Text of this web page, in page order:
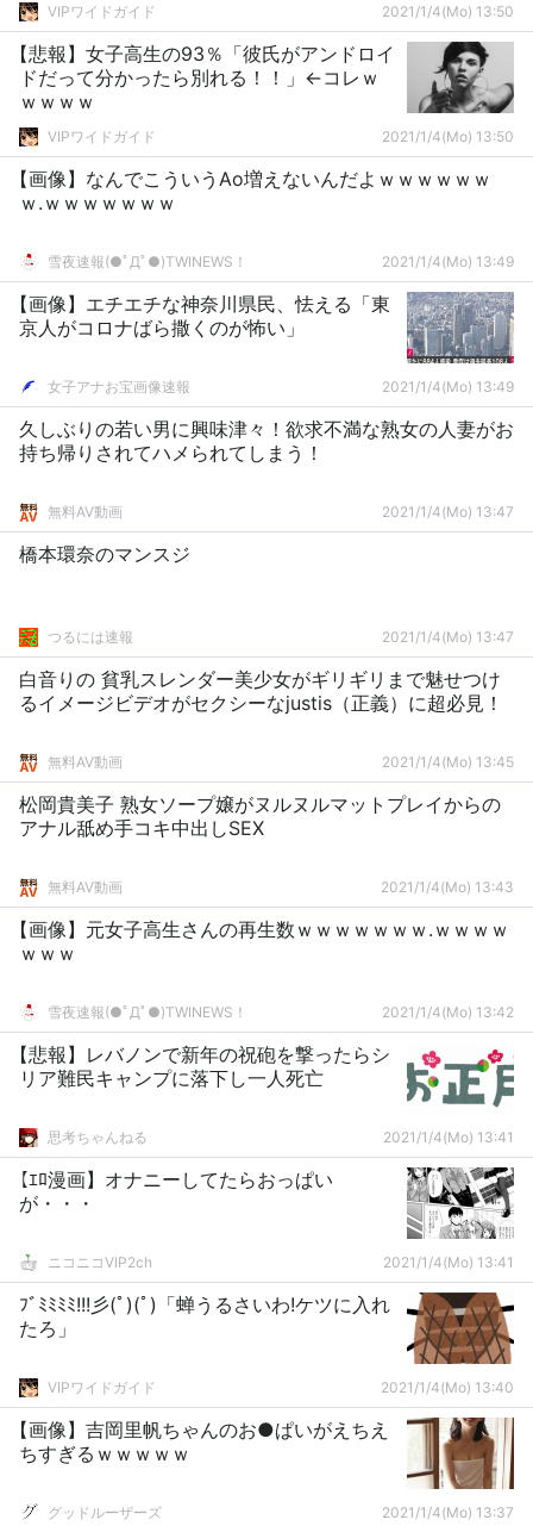
VIPワイドガイド 2021/1/4(Mo) 13:50
【悲報】女子高生の93％「彼氏がアンドロイ
ドだって分かったら別れる！！」←コレｗ
ｗｗｗｗ
VIPワイドガイド 2021/1/4(Mo) 13:50
【画像】なんでこういうAo増えないんだよｗｗｗｗｗｗ
ｗ.ｗｗｗｗｗｗｗ
雪夜速報(●ﾟДﾟ●)TWINEWS！ 2021/1/4(Mo) 13:49
【画像】エチエチな神奈川県民、怯える「東
京人がコロナばら撒くのが怖い」
女子アナお宝画像速報 2021/1/4(Mo) 13:49
久しぶりの若い男に興味津々！欲求不満な熟女の人妻がお
持ち帰りされてハメられてしまう！
無料AV動画 2021/1/4(Mo) 13:47
橋本環奈のマンスジ
つるには速報 2021/1/4(Mo) 13:47
白音りの 貧乳スレンダー美少女がギリギリまで魅せつけ
るイメージビデオがセクシーなjustis（正義）に超必見！
無料AV動画 2021/1/4(Mo) 13:45
松岡貴美子 熟女ソープ嬢がヌルヌルマットプレイからの
アナル舐め手コキ中出しSEX
無料AV動画 2021/1/4(Mo) 13:43
【画像】元女子高生さんの再生数ｗｗｗｗｗｗｗ.ｗｗｗｗ
ｗｗｗ
雪夜速報(●ﾟДﾟ●)TWINEWS！ 2021/1/4(Mo) 13:42
【悲報】レバノンで新年の祝砲を撃ったらシ
リア難民キャンプに落下し一人死亡
思考ちゃんねる 2021/1/4(Mo) 13:41
【ｴﾛ漫画】オナニーしてたらおっぱい
が・・・
ニコニコVIP2ch 2021/1/4(Mo) 13:41
ﾌﾞﾐﾐﾐﾐ!!!彡(ﾟ)(ﾟ)「蝉うるさいわ!ケツに入れ
たろ」
VIPワイドガイド 2021/1/4(Mo) 13:40
【画像】吉岡里帆ちゃんのお●ぱいがえちえ
ちすぎるｗｗｗｗｗ
グッドルーザーズ 2021/1/4(Mo) 13:37